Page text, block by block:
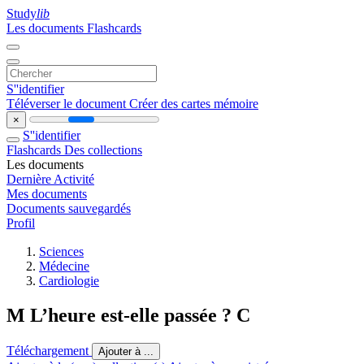
Studylib
Les documents Flashcards
S''identifier
Téléverser le document Créer des cartes mémoire
×
S''identifier
Flashcards Des collections
Les documents
Dernière Activité
Mes documents
Documents sauvegardés
Profil
Sciences
Médecine
Cardiologie
M L’heure est-elle passée ? C
Téléchargement Ajouter à ...